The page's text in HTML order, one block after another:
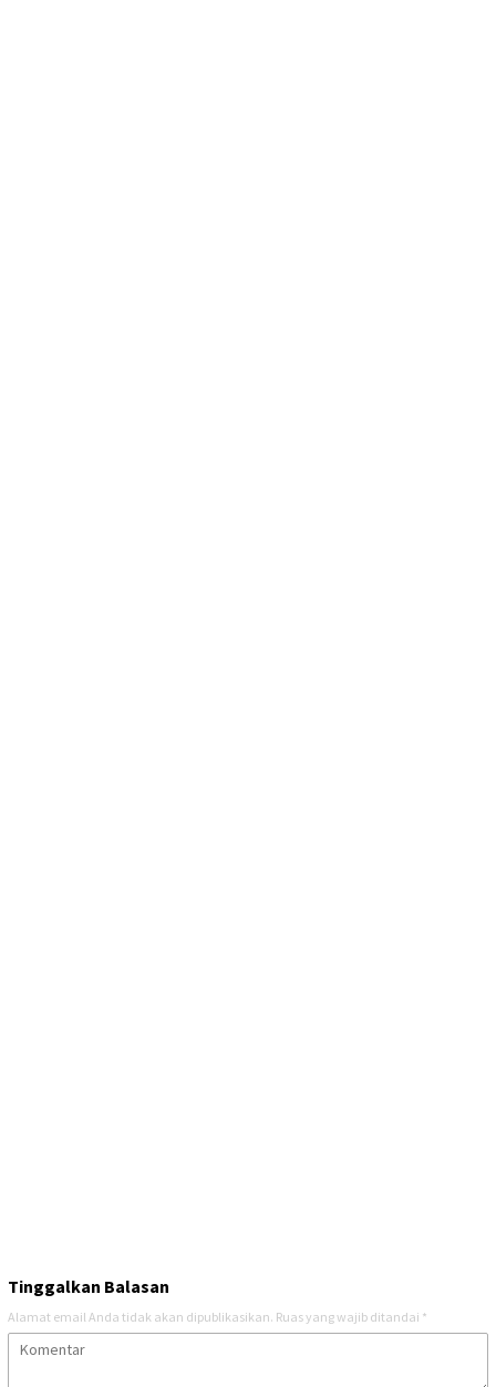
Tinggalkan Balasan
Alamat email Anda tidak akan dipublikasikan. Ruas yang wajib ditandai *